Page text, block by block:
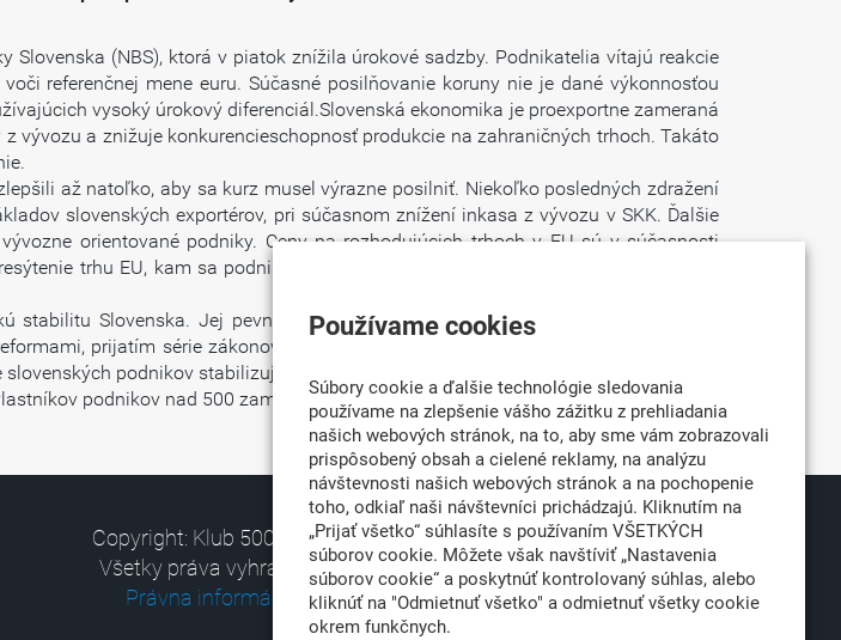
(NBS), ktorá v piatok znížila úrokové sadzby. Podnikatelia vítajú reakcie
referenčnej mene euru. Súčasné posilňovanie koruny nie je dané výkonnosťou
vysoký úrokový diferenciál.Slovenská ekonomika je proexportne zameraná
vývozu a znižuje konkurencieschopnosť produkcie na zahraničných trhoch. Takáto
až natoľko, aby sa kurz musel výrazne posilniť. Niekoľko posledných zdražení
slovenských exportérov, pri súčasnom znížení inkasa z vývozu v SKK. Ďalšie
orientované podniky. Ceny na rozhodujúcich trhoch v EU sú v súčasnosti
trhu EU, kam sa podniky pokúšajú umiestniť produkciu predtým určenú do
Slovenska. Jej pevný postoj umožní, aby sa onedlho prejavili dôsledky
prijatím série zákonov a znížením úrokových mier NBS. Klub zároveň víta
podnikov stabilizujú.
podnikov nad 500 zamestnancov, ktorú masmédiám poskytol jeho výkonný
Copyright: Klub 500, 2026
Všetky práva vyhradené
Právna informácia
Partner:
Používame cookies
Súbory cookie a ďalšie technológie sledovania
používame na zlepšenie vášho zážitku z prehliadania
našich webových stránok, na to, aby sme vám zobrazovali
prispôsobený obsah a cielené reklamy, na analýzu
návštevnosti našich webových stránok a na pochopenie
toho, odkiaľ naši návštevníci prichádzajú. Kliknutím na
„Prijať všetko“ súhlasíte s používaním VŠETKÝCH
súborov cookie. Môžete však navštíviť „Nastavenia
súborov cookie“ a poskytnúť kontrolovaný súhlas, alebo
kliknúť na "Odmietnuť všetko" a odmietnuť všetky cookie
okrem funkčnych.